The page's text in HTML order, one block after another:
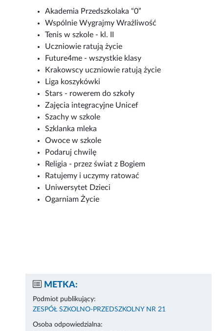
Akademia Przedszkolaka “0”
Wspólnie Wygrajmy Wrażliwość
Tenis w szkole - kl. II
Uczniowie ratują życie
Future4me - wszystkie klasy
Krakowscy uczniowie ratują życie
Liga koszykówki
Stars - rowerem do szkoły
Zajęcia integracyjne Unicef
Szachy w szkole
Szklanka mleka
Owoce w szkole
Podaruj chwilę
Religia - przez świat z Bogiem
Ratujemy i uczymy ratować
Uniwersytet Dzieci
Ogarniam Życie
METKA:
Podmiot publikujący:
ZESPÓŁ SZKOLNO-PRZEDSZKOLNY NR 21
Osoba odpowiedzialna: